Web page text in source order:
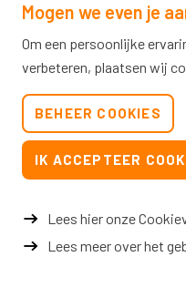
©
Mogen we even je
Om een persoonlijke
verbeteren, plaatsen wij
BEHEER COOKIES
IK ACCEPTEER
Lees hier onze
Lees meer over het